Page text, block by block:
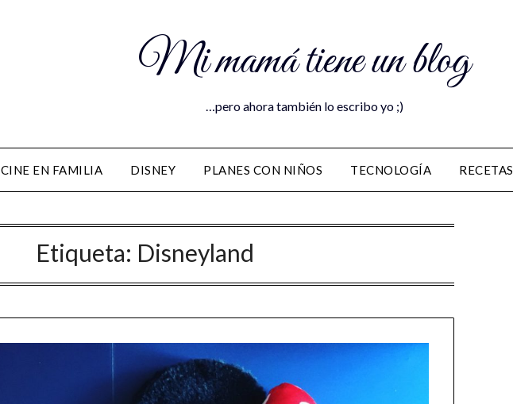
Mi mamá tiene un blog
…pero ahora también lo escribo yo ;)
CINE EN FAMILIA DISNEY PLANES CON NIÑOS TECNOLOGÍA RECETAS
Etiqueta: Disneyland